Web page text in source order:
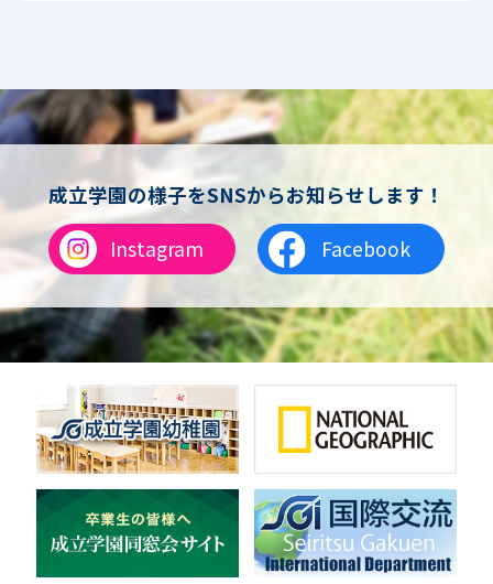
女子バスケットボール
男女バスケットボール（中学）
男子バドミントン
女子バドミントン
チアリーディング
総合格闘技
合気道
女子テニス
男子バレーボール
体操
ダンス
英会話
音楽（コーラス）
地域ボランティア
美術
マルチメディア
ライフワーク
新日本芸能
成立学園の様子をSNSからお知らせします！
Instagram
Facebook